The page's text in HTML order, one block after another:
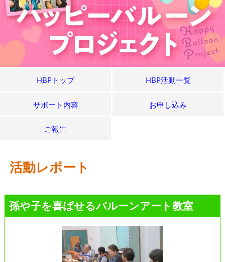
HBPトップ HBP活動一覧
サポート内容 お申し込み
ご報告
活動レポート
孫や子を喜ばせるバルーンアート教室